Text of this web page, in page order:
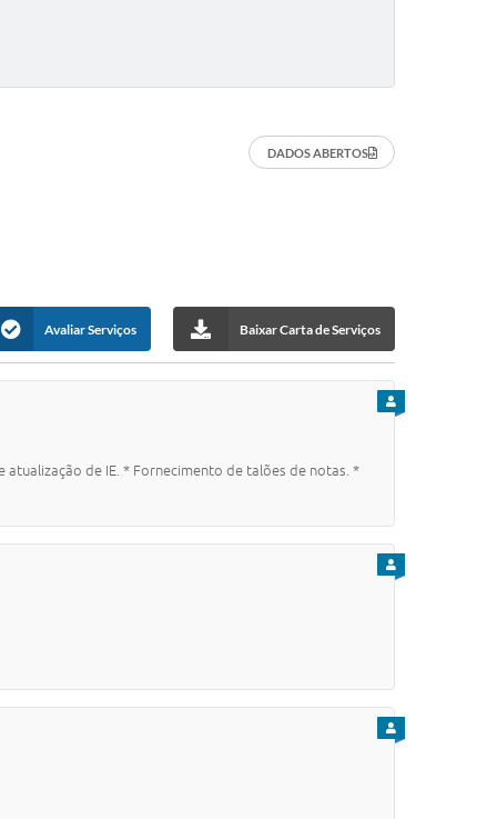
DADOS ABERTOS
Avaliar Serviços Baixar Carta de Serviços
de IE. * Fornecimento de talões de notas. *
PARA CIDADÃO
PARA CIDADÃO
PARA CIDADÃO